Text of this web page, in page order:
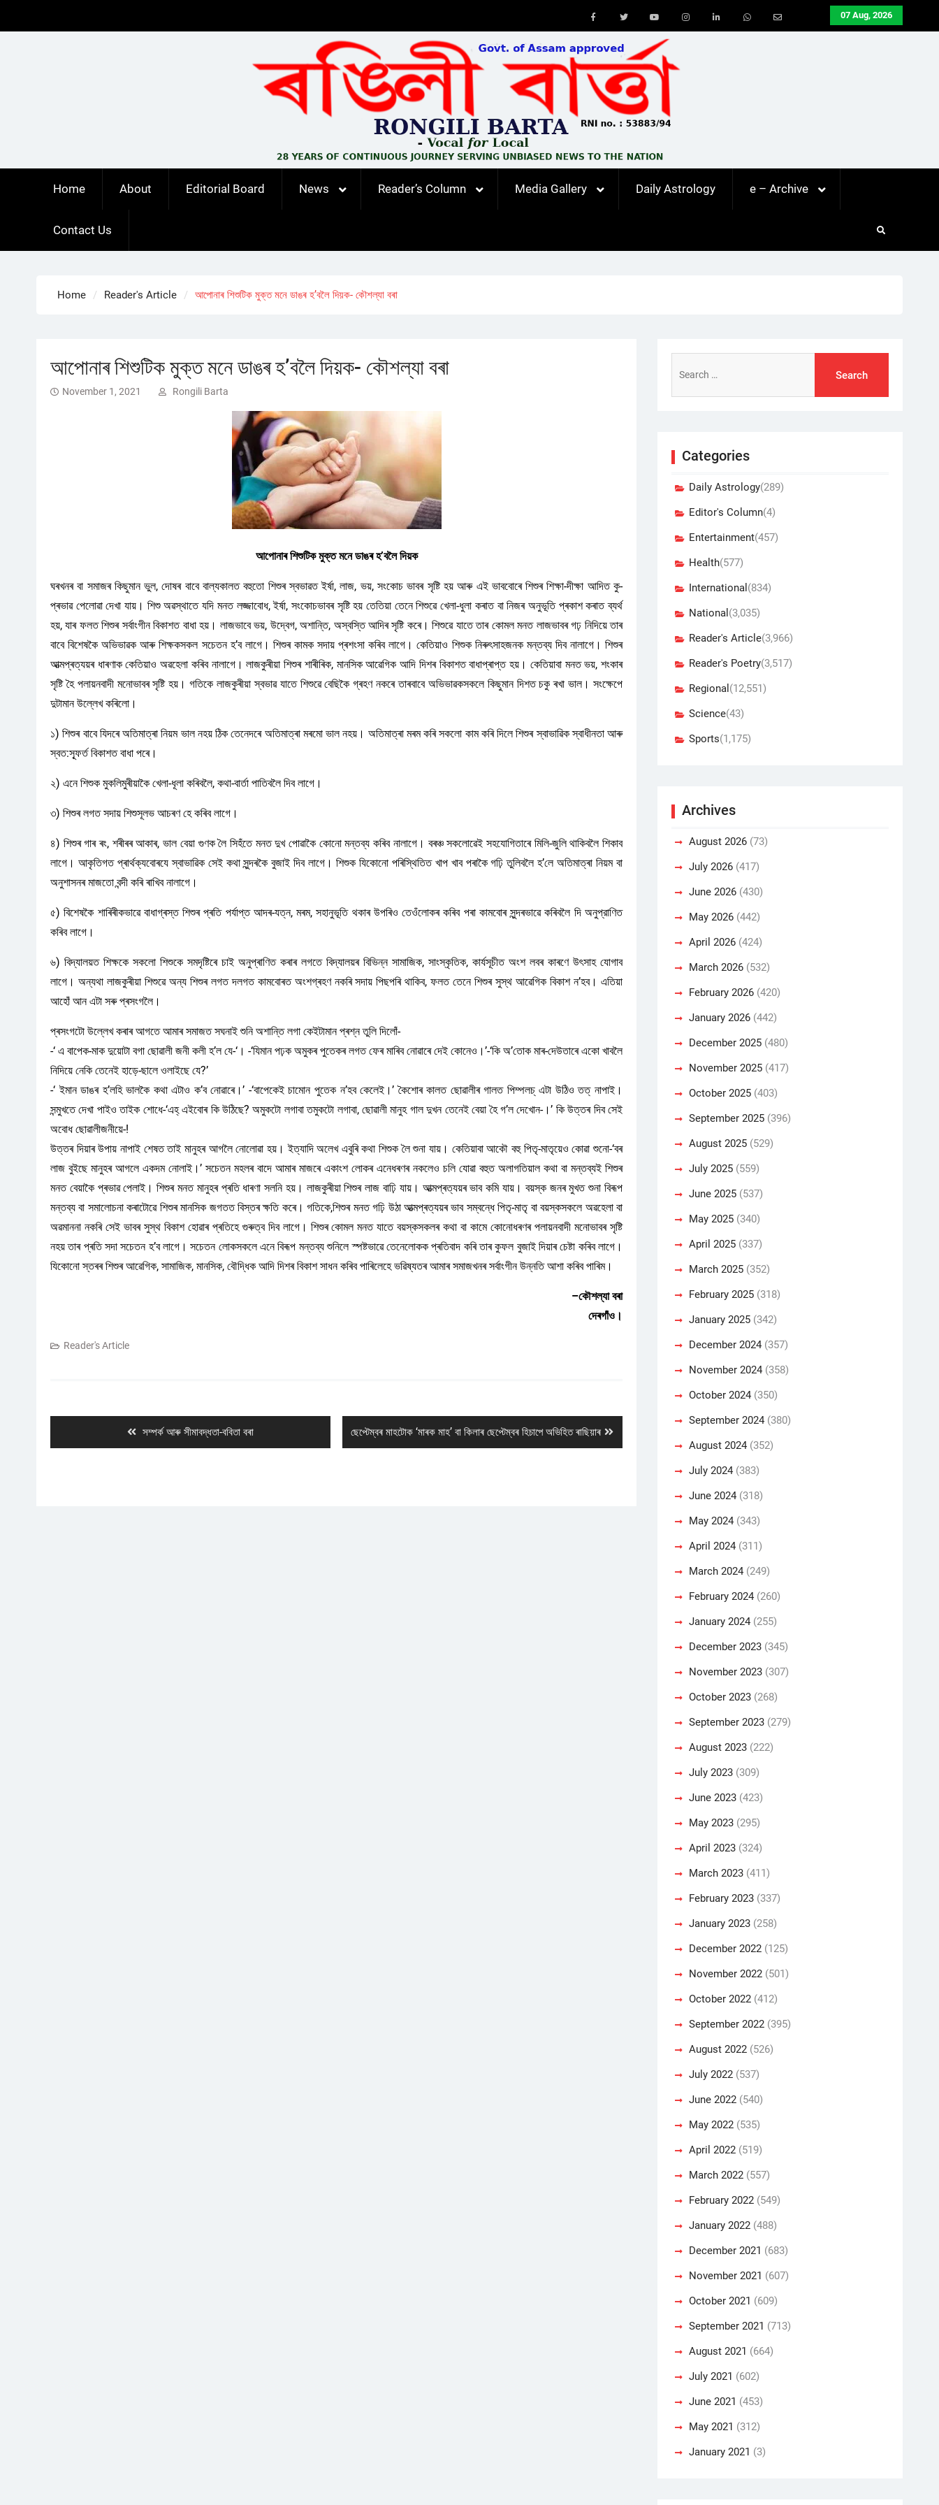
07 Aug, 2026
Youtube
Home About Editorial Board News Reader’s Column Media Gallery Daily Astrology e – Archive
Contact Us
Home Reader's Article আপোনাৰ শিশুটিক মুক্ত মনে ডাঙৰ হ’বলৈ দিয়ক- কৌশল্যা বৰা
আপোনাৰ শিশুটিক মুক্ত মনে ডাঙৰ হ’বলৈ দিয়ক- কৌশল্যা বৰা
November 1, 2021 Rongili Barta
আপোনাৰ শিশুটিক মুক্ত মনে ডাঙৰ হ’বলৈ দিয়ক
ঘৰখনৰ বা সমাজৰ কিছুমান ভুল, দোষৰ বাবে বাল্যকালত বহুতো শিশুৰ স্বভাৱত ইৰ্ষা, লাজ, ভয়, সংকোচ ভাবৰ সৃষ্টি হয় আৰু এই ভাববোৰে শিশুৰ শিক্ষা-দীক্ষা আদিত কু-
প্ৰভাৱ পেলোৱা দেখা যায়। শিশু অৱস্থাতে যদি মনত লজ্জাবোধ, ইৰ্ষা, সংকোচভাবৰ সৃষ্টি হয় তেতিয়া তেনে শিশুৱে খেলা-ধুলা কৰাত বা নিজৰ অনুভূতি প্ৰকাশ কৰাত ব্যৰ্থ
হয়, যাৰ ফলত শিশুৰ সৰ্বাংগীন বিকাশত বাধা হয়। লাজভাবে ভয়, উদ্বেগ, অশান্তি, অস্বস্তি আদিৰ সৃষ্টি কৰে। শিশুৱে যাতে তাৰ কোমল মনত লাজভাবৰ গঢ় নিদিয়ে তাৰ
বাবে বিশেষকৈ অভিভাৱক আৰু শিক্ষকসকল সচেতন হ’ব লাগে। শিশুৰ কামক সদায় প্ৰশংসা কৰিব লাগে। কেতিয়াও শিশুক নিৰুৎসাহজনক মন্তব্য দিব নালাগে। শিশুৰ
আত্মপ্ৰত্যয়ৰ ধাৰণাক কেতিয়াও অৱহেলা কৰিব নালাগে। লাজকুৰীয়া শিশুৰ শাৰীৰিক, মানসিক আৱেগিক আদি দিশৰ বিকাশত বাধাপ্ৰাপ্ত হয়। কেতিয়াবা মনত ভয়, শংকাৰ
সৃষ্টি হৈ পলায়নবাদী মনোভাবৰ সৃষ্টি হয়। গতিকে লাজকুৰীয়া স্বভাৱ যাতে শিশুৱে বেছিকৈ গ্ৰহণ নকৰে তাৰবাবে অভিভাৱকসকলে কিছুমান দিশত চকু ৰখা ভাল। সংক্ষেপে
দুটামান উল্লেখ কৰিলো।
১) শিশুৰ বাবে যিদৰে অতিমাত্ৰা নিয়ম ভাল নহয় ঠিক তেনেদৰে অতিমাত্ৰা মৰমো ভাল নহয়। অতিমাত্ৰা মৰম কৰি সকলো কাম কৰি দিলে শিশুৰ স্বাভাৱিক স্বাধীনতা আৰু
স্বত:স্ফূৰ্ত বিকাশত বাধা পৰে।
২) এনে শিশুক মুকলিমুৰীয়াকৈ খেলা-ধূলা কৰিবলৈ, কথা-বাৰ্তা পাতিবলৈ দিব লাগে।
৩) শিশুৰ লগত সদায় শিশুসূলভ আচৰণ হে কৰিব লাগে।
৪) শিশুৰ গাৰ ৰং, শৰীৰৰ আকাৰ, ভাল বেয়া গুণক লৈ সিহঁতে মনত দুখ পোৱাকৈ কোনো মন্তব্য কৰিব নালাগে। বৰঞ্চ সকলোৱেই সহযোগিতাৰে মিলি-জুলি থাকিবলৈ শিকাব
লাগে। আকৃতিগত প্ৰাৰ্থক্যবোৰযে স্বাভাৱিক সেই কথা সুন্দৰকৈ বুজাই দিব লাগে। শিশুক যিকোনো পৰিস্থিতিত খাপ খাব পৰাকৈ গঢ়ি তুলিবলৈ হ’লে অতিমাত্ৰা নিয়ম বা
অনুশাসনৰ মাজতো বন্দী কৰি ৰাখিব নালাগে।
৫) বিশেষকৈ শাৰিৰীকভাৱে বাধাগ্ৰস্ত শিশুৰ প্ৰতি পৰ্যাপ্ত আদৰ-যত্ন, মৰম, সহানুভূতি থকাৰ উপৰিও তেওঁলোকৰ কৰিব পৰা কামবোৰ সুন্দৰভাৱে কৰিবলৈ দি অনুপ্রাণিত
কৰিব লাগে।
৬) বিদ্যালয়ত শিক্ষকে সকলো শিশুকে সমদৃষ্টিৰে চাই অনুপ্ৰাণিত কৰাৰ লগতে বিদ্যালয়ৰ বিভিন্ন সামাজিক, সাংস্কৃতিক, কাৰ্যসূচীত অংশ লবৰ কাৰণে উৎসাহ যোগাব
লাগে। অন্যথা লাজকুৰীয়া শিশুৱে অন্য শিশুৰ লগত দলগত কামবোৰত অংশগ্ৰহণ নকৰি সদায় পিছপৰি থাকিব, ফলত তেনে শিশুৰ সুস্থ আৱেগিক বিকাশ ন’হব। এতিয়া
আহোঁ আন এটা সৰু প্ৰসংগলৈ।
প্ৰসংগটো উল্লেখ কৰাৰ আগতে আমাৰ সমাজত সঘনাই শুনি অশান্তি লগা কেইটামান প্ৰশ্ন তুলি দিলোঁ-
-‘ এ বাপেক-মাক দুয়োটা বগা ছোৱালী জনী কলী হ’ল যে-‘। -‘যিমান পঢ়ক অমুকৰ পুতেকৰ লগত ফেৰ মাৰিব নোৱাৰে দেই কোনেও।’-‘কি অ’তোক মাৰ-দেউতাৰে একো খাবলৈ
নিদিয়ে নেকি তেনেই হাড়ে-ছালে ওলাইছে যে?’
-‘ ইমান ডাঙৰ হ’লহি ভালকৈ কথা এটাও ক’ব নোৱাৰে।’ -‘বাপেকেই চামোন পুতেক ন’হব কেলেই।’ কৈশোৰ কালত ছোৱালীৰ গালত পিম্পলচ্ এটা উঠিও তত্ নাপাই।
সন্মুখতে দেখা পাইও তাইক শোধে-‘এহ্ এইবোৰ কি উঠিছে? অমুকটো লগাবা তমুকটো লগাবা, ছোৱালী মানুহ গাল দুখন তেনেই বেয়া হৈ গ’ল দেখোন-।’ কি উত্তৰ দিব সেই
অবোধ ছোৱালীজনীয়ে-!
উত্তৰ দিয়াৰ উপায় নাপাই শেষত তাই মানুহৰ আগলৈ নোলোৱা হয়। ইত্যাদি অলেখ এবুৰি কথা শিশুক লৈ শুনা যায়। কেতিয়াবা আকৌ বহু পিতৃ-মাতৃয়েও কোৱা শুনো-‘বৰ
লাজ বুইছে মানুহৰ আগলে একদম নোলাই।’ সচেতন মহলৰ বাদে আমাৰ মাজৰে একাংশ লোকৰ এনেধৰণৰ নকলেও চলি যোৱা বহুত অলাগতিয়াল কথা বা মন্তব্যই শিশুৰ
মনত বেয়াকৈ প্ৰভাৱ পেলাই। শিশুৰ মনত মানুহৰ প্ৰতি ধাৰণা সলনি হয়। লাজকুৰীয়া শিশুৰ লাজ বাঢ়ি যায়। আত্মপ্ৰত্যয়ৰ ভাব কমি যায়। বয়স্ক জনৰ মুখত শুনা বিৰূপ
মন্তব্য বা সমালোচনা কৰাটোৱে শিশুৰ মানসিক জগতত বিস্তৰ ক্ষতি কৰে। গতিকে,শিশুৰ মনত গঢ়ি উঠা আত্মপ্ৰত্যয়ৰ ভাব সম্বন্ধে পিতৃ-মাতৃ বা বয়স্কসকলে অৱহেলা বা
অৱমাননা নকৰি সেই ভাবৰ সুস্থ বিকাশ হোৱাৰ প্ৰতিহে গুৰুত্ব দিব লাগে। শিশুৰ কোমল মনত যাতে বয়স্কসকলৰ কথা বা কামে কোনোধৰণৰ পলায়নবাদী মনোভাবৰ সৃষ্টি
নহয় তাৰ প্ৰতি সদা সচেতন হ’ব লাগে। সচেতন লোকসকলে এনে বিৰূপ মন্তব্য শুনিলে স্পষ্টভাৱে তেনেলোকক প্ৰতিবাদ কৰি তাৰ কুফল বুজাই দিয়াৰ চেষ্টা কৰিব লাগে।
যিকোনো স্তৰৰ শিশুৰ আৱেগিক, সামাজিক, মানসিক, বৌদ্ধিক আদি দিশৰ বিকাশ সাধন কৰিব পাৰিলেহে ভৱিষ্যতৰ আমাৰ সমাজখনৰ সৰ্বাংগীন উন্নতি আশা কৰিব পাৰিম।
–কৌশল্যা বৰা
দেৰগাঁও।
Reader's Article
Previous
post:
সম্পৰ্ক আৰু সীমাবদ্ধতা-ববিতা বৰা
Next
post:
ছেপ্টেম্বৰ মাহটোক ‘মাৰক মাহ’ বা কিলাৰ ছেপ্টেম্বৰ হিচাপে অভিহিত ৰাছিয়াৰ
for:
Categories
Daily Astrology(289)
Editor's Column(4)
Entertainment(457)
Health(577)
International (834)
National (3,035)
Reader's Article(3,966)
Reader's Poetry(3,517)
Regional (12,551)
Science(43)
Sports(1,175)
Archives
August 2026 (73)
July 2026 (417)
June 2026 (430)
May 2026 (442)
April 2026 (424)
March 2026 (532)
February 2026 (420)
January 2026 (442)
December 2025 (480)
November 2025 (417)
October 2025 (403)
September 2025 (396)
August 2025 (529)
July 2025 (559)
June 2025 (537)
May 2025 (340)
April 2025 (337)
March 2025 (352)
February 2025 (318)
January 2025 (342)
December 2024 (357)
November 2024 (358)
October 2024 (350)
September 2024 (380)
August 2024 (352)
July 2024 (383)
June 2024 (318)
May 2024 (343)
April 2024 (311)
March 2024 (249)
February 2024 (260)
January 2024 (255)
December 2023 (345)
November 2023 (307)
October 2023 (268)
September 2023 (279)
August 2023 (222)
July 2023 (309)
June 2023 (423)
May 2023 (295)
April 2023 (324)
March 2023 (411)
February 2023 (337)
January 2023 (258)
December 2022 (125)
November 2022 (501)
October 2022 (412)
September 2022 (395)
August 2022 (526)
July 2022 (537)
June 2022 (540)
May 2022 (535)
April 2022 (519)
March 2022 (557)
February 2022 (549)
January 2022 (488)
December 2021 (683)
November 2021 (607)
October 2021 (609)
September 2021 (713)
August 2021 (664)
July 2021 (602)
June 2021 (453)
May 2021 (312)
January 2021 (3)